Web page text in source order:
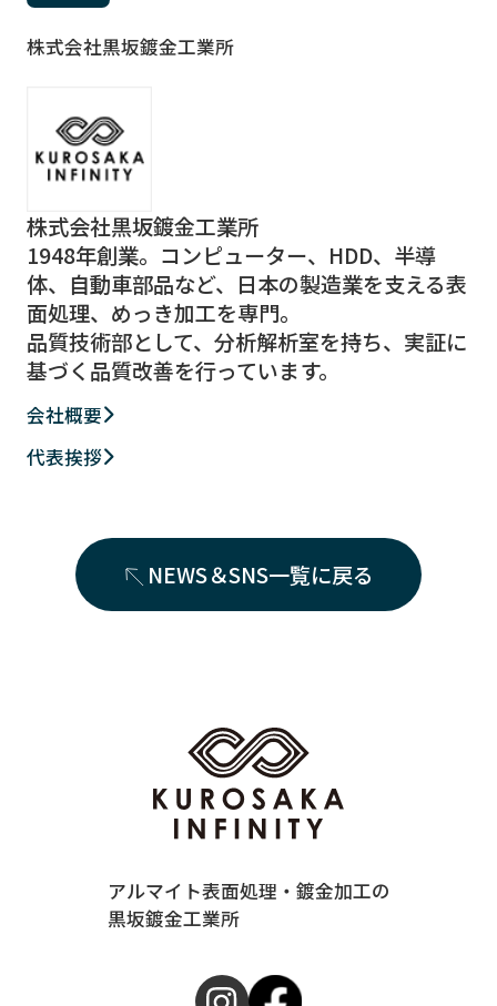
株式会社黒坂鍍金工業所
株式会社黒坂鍍金工業所
1948年創業。コンピューター、HDD、半導
体、自動車部品など、日本の製造業を支える表
面処理、めっき加工を専門。
品質技術部として、分析解析室を持ち、実証に
基づく品質改善を行っています。
会社概要
代表挨拶
NEWS＆SNS一覧に戻る
アルマイト表面処理・鍍金加工の
黒坂鍍金工業所